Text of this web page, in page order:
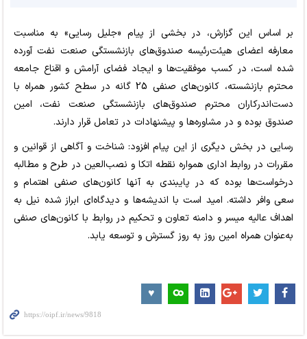
بر اساس این گزارش، در بخشی از پیام «جلیل رسایی» به مناسبت
معارفه اعضای هیئت‌رئیسه صندوق‌های بازنشستگی صنعت نفت آورده
شده است، در کسب موفقیت‌ها و ایجاد فضای آرامش و اقناع جامعه
محترم بازنشسته، کانون‌های صنفی 25 گانه در سطح کشور همراه با
دست‌اندرکاران محترم صندوق‌های بازنشستگی صنعت نفت، امین
صندوق بوده و در مشاوره‌ها و پیشنهادات در تعامل قرار دارند.
رسایی در بخش دیگری از این پیام افزود: شناخت و آگاهی از قوانین و
مقررات در روابط اداری همواره نقطه اتکا و نصب‌العین در طرح و مطالبه
درخواست‌ها بوده که در پایبندی به آنها کانون‌های صنفی اهتمام و
سعی وافر داشته. امید است با اندیشه‌ها و دیدگاه‌ای ابراز شده نیل به
اهداف عالیه میسر و دامنه تعاون و تحکیم در روابط با کانون‌های صنفی
به‌عنوان همراه امین روز به روز گسترش و توسعه یابد.